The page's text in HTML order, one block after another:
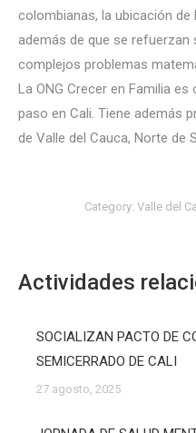
colombianas, la ubicación
además de que se refuerzan
complejos problemas
La ONG Crecer en Familia
paso en Cali. Tiene además
de Valle del Cauca, Norte de
Category: Valle del
Actividades
SOCIALIZAN PACTO DE
SEMICERRADO DE CALI
27 agosto, 2025